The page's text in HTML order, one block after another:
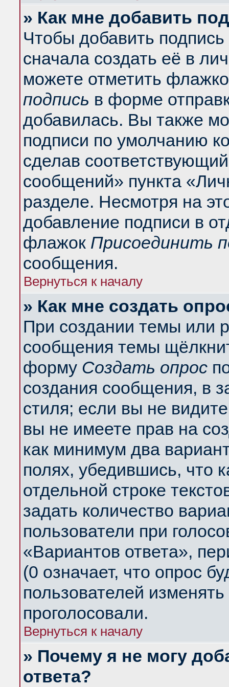
» Как мне добавить
Чтобы добавить
сначала создать её в
можете отметить
подпись в форме
добавилась. Вы также
подписи по умолчанию
сделав
сообщений» пункта
разделе. Несмотря на
добавление подписи в
флажок Присоединить
сообщения.
Вернуться к началу
» Как мне создать
При создании темы или
сообщения темы
форму Создать опрос
создания сообщения, в
стиля; если вы не
вы не имеете прав на
как минимум два
полях, убедившись, что
отдельной строке
задать количество
пользователи при
«Вариантов ответа»,
(0 означает, что опрос
пользователей
проголосовали.
Вернуться к началу
» Почему я не могу
ответа?